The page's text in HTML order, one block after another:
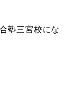
塾三宮校にな